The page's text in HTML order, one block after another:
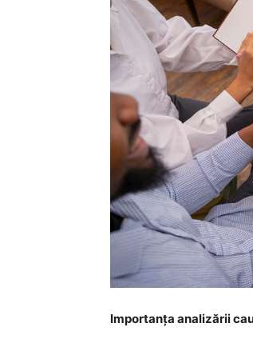
Importanța analizării